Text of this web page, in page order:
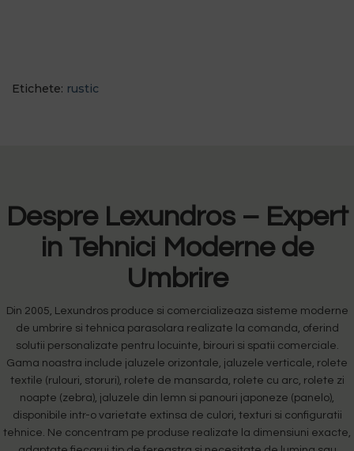
Etichete: rustic
Despre Lexundros – Expert
in Tehnici Moderne de
Umbrire
Din 2005, Lexundros produce si comercializeaza sisteme moderne
de umbrire si tehnica parasolara realizate la comanda, oferind
solutii personalizate pentru locuinte, birouri si spatii comerciale.
Gama noastra include jaluzele orizontale, jaluzele verticale, rolete
textile (rulouri, storuri), rolete de mansarda, rolete cu arc, rolete zi
noapte (zebra), jaluzele din lemn si panouri japoneze (panelo),
disponibile intr-o varietate extinsa de culori, texturi si configuratii
tehnice. Ne concentram pe produse realizate la dimensiuni exacte,